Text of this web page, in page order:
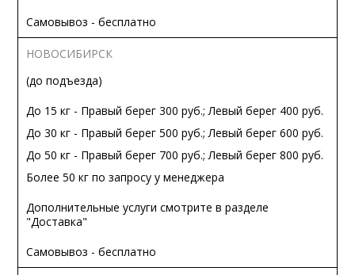
Самовывоз - бесплатно
НОВОСИБИРСК
(до подъезда)
До 15 кг - Правый берег 300 руб.; Левый берег 400 руб.
До 30 кг - Правый берег 500 руб.; Левый берег 600 руб.
До 50 кг - Правый берег 700 руб.; Левый берег 800 руб.
Более 50 кг по запросу у менеджера
Дополнительные услуги смотрите в разделе
"Доставка"
Самовывоз - бесплатно